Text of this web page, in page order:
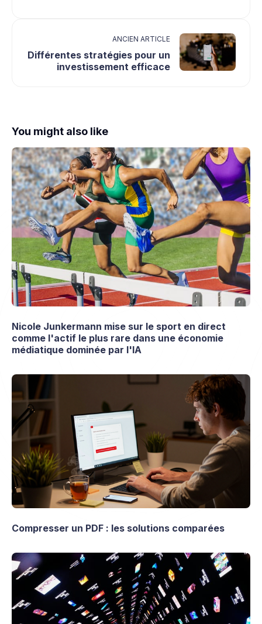
ANCIEN ARTICLE
Différentes stratégies pour un
investissement efficace
You might also like
Nicole Junkermann mise sur le sport en direct
comme l'actif le plus rare dans une économie
médiatique dominée par l'IA
Compresser un PDF : les solutions comparées